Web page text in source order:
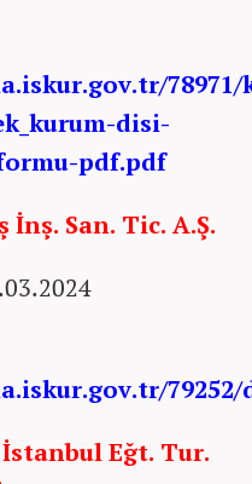
78971/
disi-
pdf.pdf
İnş. San. Tic. A.Ş.
79252/
Eğt. Tur.